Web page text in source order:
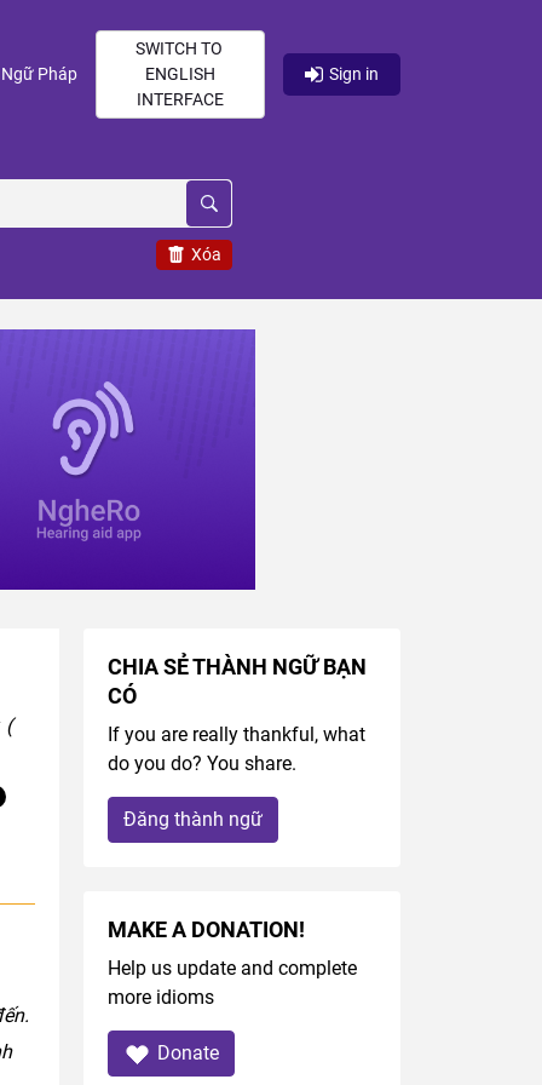
Ngữ Pháp(current)
SWITCH TO
ENGLISH
INTERFACE
Sign in
Xóa
(
CHIA SẺ THÀNH NGỮ BẠN
CÓ
If you are really thankful, what
do you do? You share.
Đăng thành ngữ
MAKE A DONATION!
Help us update and complete
more idioms
Donate